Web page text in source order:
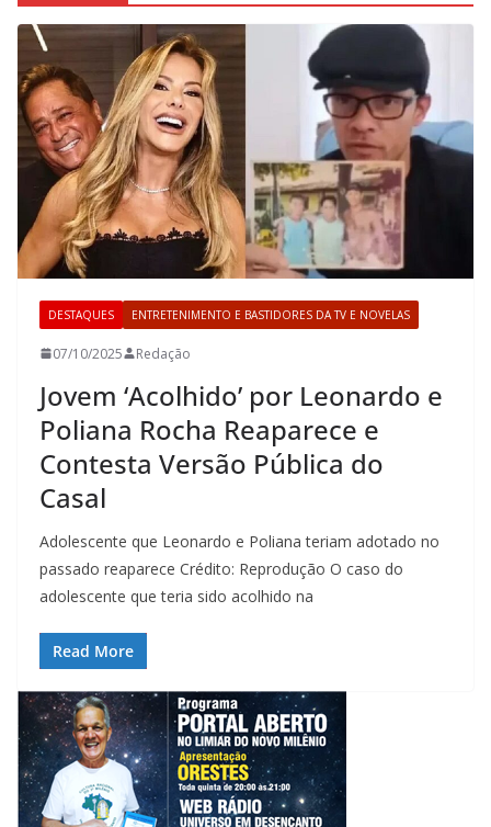
DESTAQUES ENTRETENIMENTO E BASTIDORES DA TV E NOVELAS
07/10/2025 Redação
Jovem ‘Acolhido’ por Leonardo e
Poliana Rocha Reaparece e
Contesta Versão Pública do
Casal
Adolescente que Leonardo e Poliana teriam adotado no
passado reaparece Crédito: Reprodução O caso do
adolescente que teria sido acolhido na
Read More